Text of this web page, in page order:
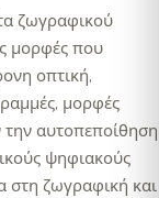
ζωγραφικού
μορφές που
οπτική,
μορφές
αυτοπεποίθηση
ψηφιακούς
στη ζωγραφική και